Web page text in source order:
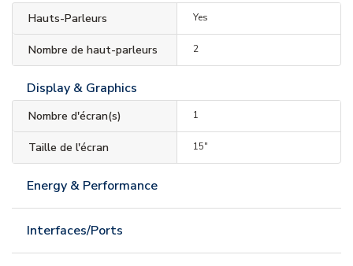
Hauts-Parleurs Yes
Nombre de haut-parleurs 2
Display & Graphics
Nombre d'écran(s) 1
Taille de l'écran 15"
Energy & Performance
Interfaces/Ports